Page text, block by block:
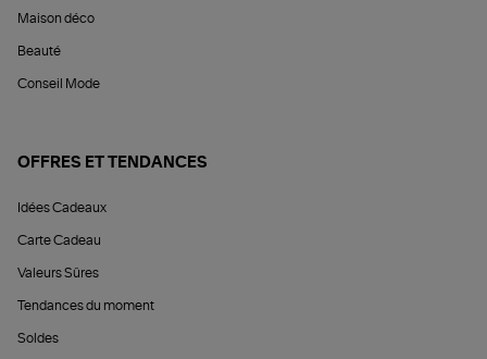
Maison déco
Beauté
Conseil Mode
OFFRES ET TENDANCES
Idées Cadeaux
Carte Cadeau
Valeurs Sûres
Tendances du moment
Soldes